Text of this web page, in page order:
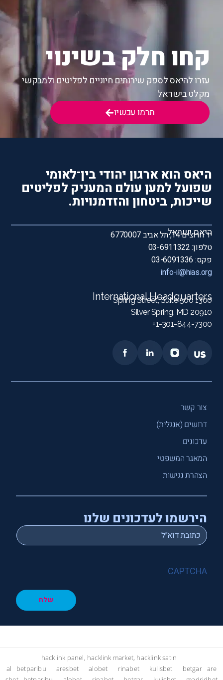
קחו חלק בשינוי
עזרו להיאס לספק שירותים חיוניים לפליטים ולמבקשי
מקלט בישראל
תרמו עכשיו
היאס הוא ארגון יהודי בין־לאומי
שפועל למען עולם המעניק לפליטים
שייכות, ביטחון והזדמנויות.
היאס ישראל
יד חרוצים 14, תל אביב 6770007
טלפון: 03-6911322
פקס: 03-6091336
info-il@hias.org
International Headquarters
1300 Spring Street, Suite 500
Silver Spring, MD 20910
1-301-844-7300+
צור קשר
דרושים (אנגלית)
עדכונים
המאגר המשפטי
הצהרת נגישות
הירשמו לעדכונים שלנו
Email
*
CAPTCHA
שלח
hacklink panel, hacklink market, hacklink satın
al
betparibu aresbet alobet rinabet kulisbet betgar
are